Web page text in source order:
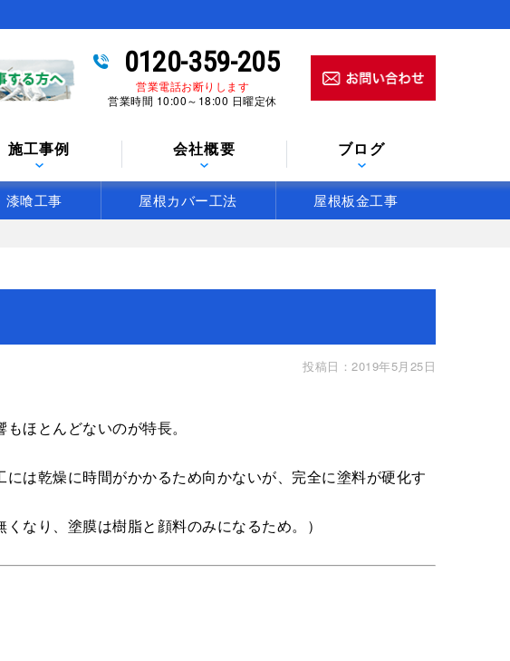
0120-359-205
営業電話お断りします
営業時間 10:00～18:00 日曜定休
施工事例 会社概要 ブログ
漆喰工事 屋根カバー工法 屋根板金工事
投稿日：2019年5月25日
ほとんどないのが特長。
は乾燥に時間がかかるため向かないが、完全に塗料が硬化す
なり、塗膜は樹脂と顔料のみになるため。）